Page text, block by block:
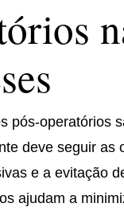
pós-operatórios
deve seguir as
e a evitação
ajudam a